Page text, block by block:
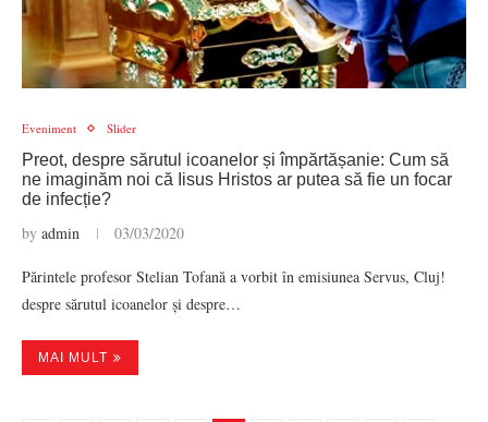
Eveniment Slider
Preot, despre sărutul icoanelor și împărtășanie: Cum să
ne imaginăm noi că Iisus Hristos ar putea să fie un focar
de infecție?
by admin 03/03/2020
Părintele profesor Stelian Tofană a vorbit în emisiunea Servus, Cluj!
despre sărutul icoanelor și despre…
MAI MULT